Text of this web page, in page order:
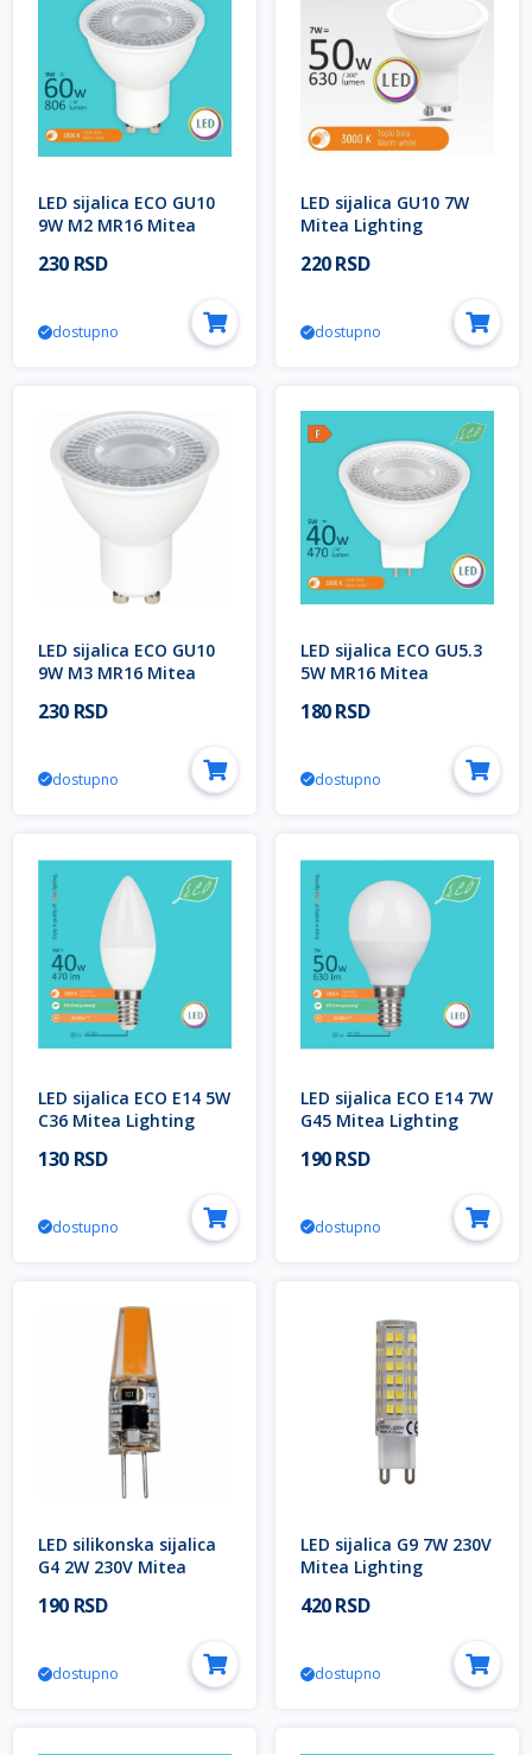
LED sijalica ECO GU10
9W M2 MR16 Mitea
230 RSD
dostupno
LED sijalica GU10 7W
Mitea Lighting
220 RSD
dostupno
LED sijalica ECO GU10
9W M3 MR16 Mitea
230 RSD
dostupno
LED sijalica ECO GU5.3
5W MR16 Mitea
180 RSD
dostupno
LED sijalica ECO E14 5W
C36 Mitea Lighting
130 RSD
dostupno
LED sijalica ECO E14 7W
G45 Mitea Lighting
190 RSD
dostupno
LED silikonska sijalica
G4 2W 230V Mitea
190 RSD
dostupno
LED sijalica G9 7W 230V
Mitea Lighting
420 RSD
dostupno